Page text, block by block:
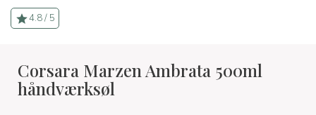
4.8 / 5
Corsara Marzen Ambrata 500ml
håndværksøl